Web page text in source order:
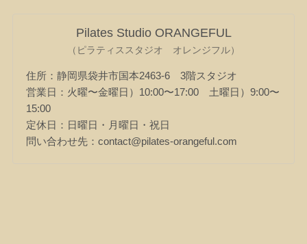
Pilates Studio ORANGEFUL
（ピラティススタジオ オレンジフル）
住所：静岡県袋井市国本2463-6 3階スタジオ
営業日：火曜〜金曜日）10:00〜17:00 土曜日）9:00〜
15:00
定休日：日曜日・月曜日・祝日
問い合わせ先：contact@pilates-orangeful.com